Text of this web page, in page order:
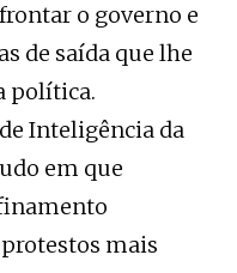
o governo e
de saída que lhe
política.
Inteligência da
em que
mais